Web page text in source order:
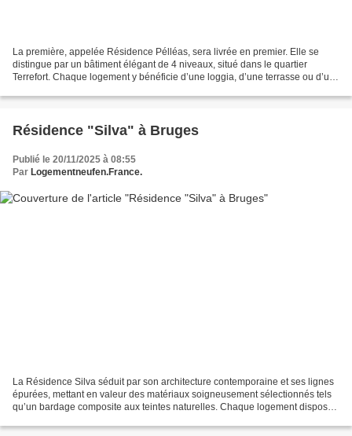
La première, appelée Résidence Pélléas, sera livrée en premier. Elle se
distingue par un bâtiment élégant de 4 niveaux, situé dans le quartier
Terrefort. Chaque logement y bénéficie d’une loggia, d’une terrasse ou d’un
Résidence "Silva" à Bruges
Publié le 20/11/2025 à 08:55
Par Logementneufen.France.
La Résidence Silva séduit par son architecture contemporaine et ses lignes
épurées, mettant en valeur des matériaux soigneusement sélectionnés tels
qu’un bardage composite aux teintes naturelles. Chaque logement dispose